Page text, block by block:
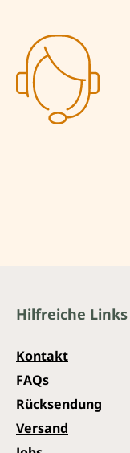
Hilfreiche Links
Kontakt
FAQs
Rücksendung
Versand